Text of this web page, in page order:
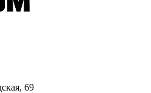
69